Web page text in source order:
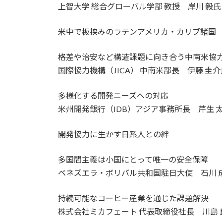
上智大学 総合グローバル学部 教授 岸川 毅
米中で板挟みのラテンアメリカ・カリブ諸国
格差や治安など構造課題に向き合う中南米協
国際協力機構（JICA） 中南米部長 伊藤 圭介
多様化する開発ニーズへの対応
米州開発銀行（IDB）アジア事務所長 芹生
開発協力に生かす日系人との絆
多国間主義は小国にとって唯一の安全保障
ベネズエラ・ボリバル共和国駐日大使 石川
持続可能なコーヒー産業を通じた課題解決
株式会社ミカフェート 代表取締役社長 川島